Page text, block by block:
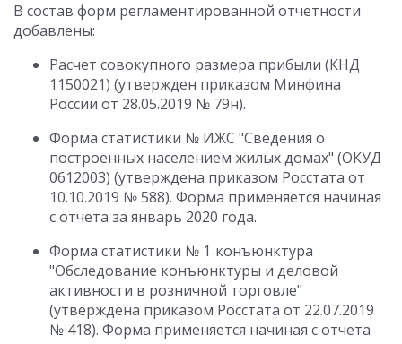
В состав форм регламентированной отчетности
добавлены:
Расчет совокупного размера прибыли (КНД
1150021) (утвержден приказом Минфина
России от 28.05.2019 № 79н).
Форма статистики № ИЖС "Сведения о
построенных населением жилых домах" (ОКУД
0612003) (утверждена приказом Росстата от
10.10.2019 № 588). Форма применяется начиная
с отчета за январь 2020 года.
Форма статистики № 1˗конъюнктура
"Обследование конъюнктуры и деловой
активности в розничной торговле"
(утверждена приказом Росстата от 22.07.2019
№ 418). Форма применяется начиная с отчета